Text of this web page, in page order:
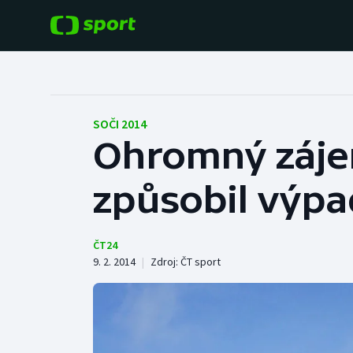
Fotbal
Hokej
Tenis
Cyklistika
Baseball a softbal
Basketbal
Boby a skeleton
SOČI 2014
Ohromný
způsobil
ČT24
9. 2. 2014 | Zdroj: ČT sport